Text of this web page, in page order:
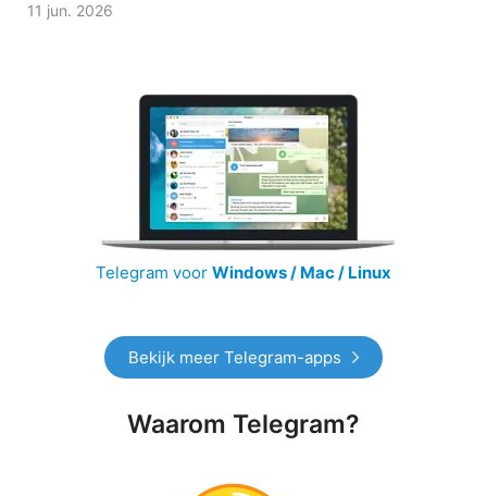
11 jun. 2026
Telegram voor Windows / Mac / Linux
Bekijk meer Telegram-apps
Waarom Telegram?